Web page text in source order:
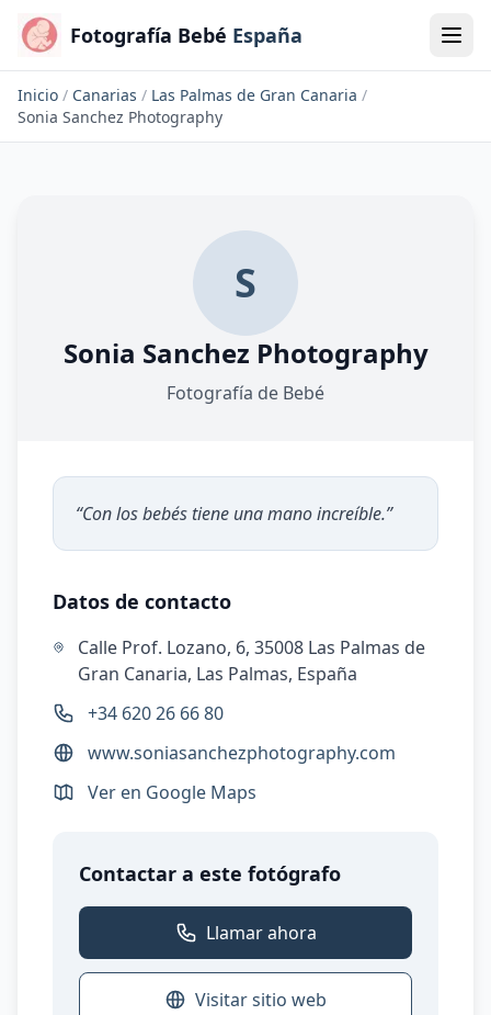
Fotografía Bebé España
Inicio / Canarias / Las Palmas de Gran Canaria /
Sonia Sanchez Photography
S
Sonia Sanchez Photography
Fotografía de Bebé
“Con los bebés tiene una mano increíble.”
Datos de contacto
Calle Prof. Lozano, 6, 35008 Las Palmas de
Gran Canaria, Las Palmas, España
+34 620 26 66 80
www.soniasanchezphotography.com
Ver en Google Maps
Contactar a este fotógrafo
Llamar ahora
Visitar sitio web